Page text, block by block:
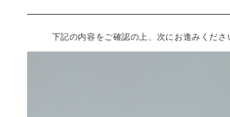
下記の内容をご確認の上、次にお進みくださ